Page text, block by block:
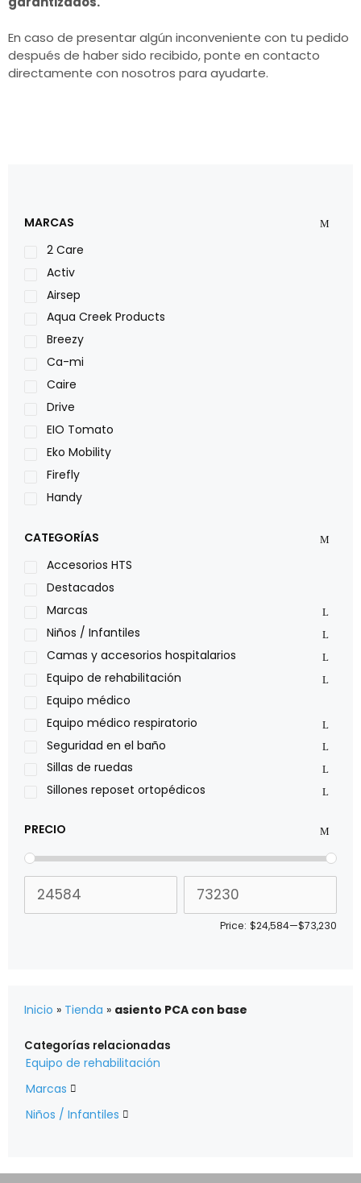
En caso de presentar algún inconveniente con tu pedido
después de haber sido recibido, ponte en contacto
directamente con nosotros para ayudarte.
MARCAS
2 Care
Activ
Airsep
Aqua Creek Products
Breezy
Ca-mi
Caire
Drive
EIO Tomato
Eko Mobility
Firefly
Handy
Leggero
Lumex
Medical Store
Nidek
Oxiplus
Philips
Pride
Roho
Sillas de ruedas Everest Jennings
Stealth products
Xiehe Medical
CATEGORÍAS
Accesorios HTS
Destacados
Marcas
Niños / Infantiles
Camas y accesorios hospitalarios
Equipo de rehabilitación
Equipo médico
Equipo médico respiratorio
Seguridad en el baño
Sillas de ruedas
Sillones reposet ortopédicos
PRECIO
Price: $24,584—$73,230
Inicio » Tienda » asiento PCA con base
Categorías relacionadas
Equipo de rehabilitación
Marcas 
Niños / Infantiles 